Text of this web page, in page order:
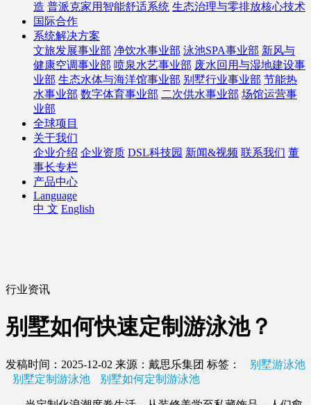
造 普派克家用智能舒适系统 生态治理与零排放核心技术
国际合作
系统解决方案
文旅发展事业部 净饮水事业部 泳池SPA事业部 新风与
健康空调事业部 喷泉水艺事业部 废水回用与湿地建设事
业部 生态水体与海洋馆事业部 别墅行业事业部 节能热
水事业部 数字体育事业部 二次供水事业部 场馆运营事
业部
全球项目
关于我们
企业介绍 企业资质 DSL科技园 新闻&视频 联系我们 董
事长专栏
产品中心
Language
中 文 English
行业资讯
别墅如何快速定制游泳池？
发稿时间：2025-12-02 来源：戴思乐集团 标签：
别墅游泳池
别墅定制游泳池
别墅如何定制游泳池